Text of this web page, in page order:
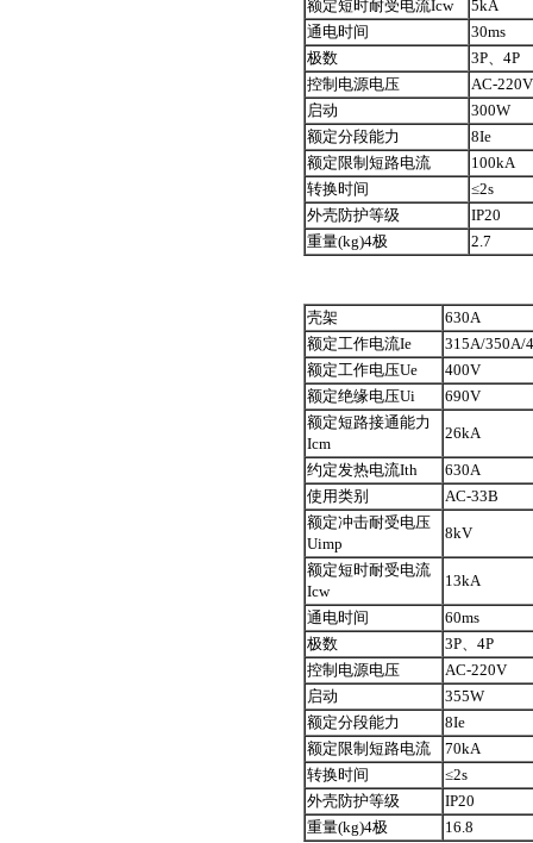
额定短时耐受电流Icw
5kA
通电时间
30ms
极数
3P、4P
控制电源电压
AC-220V
启动
300W
额定分段能力
8Ie
额定限制短路电流
100kA
转换时间
≤2s
外壳防护等级
IP20
重量(kg)4极
2.7
壳架
630A
额定工作电流Ie
315A/350A/
额定工作电压Ue
400V
额定绝缘电压Ui
690V
额定短路接通能力
Icm
26kA
约定发热电流Ith
630A
使用类别
AC-33B
额定冲击耐受电压
Uimp
8kV
额定短时耐受电流
Icw
13kA
通电时间
60ms
极数
3P、4P
控制电源电压
AC-220V
启动
355W
额定分段能力
8Ie
额定限制短路电流
70kA
转换时间
≤2s
外壳防护等级
IP20
重量(kg)4极
16.8